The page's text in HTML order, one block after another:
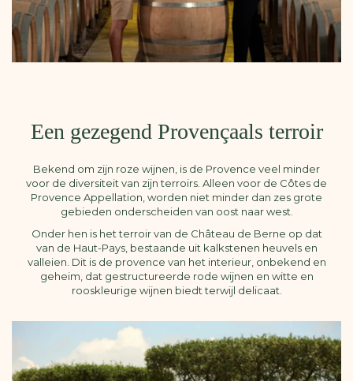
Een gezegend Provençaals terroir
Bekend om zijn roze wijnen, is de Provence veel minder
voor de diversiteit van zijn terroirs. Alleen voor de Côtes de
Provence Appellation, worden niet minder dan zes grote
gebieden onderscheiden van oost naar west.
Onder hen is het terroir van de Château de Berne op dat
van de Haut-Pays, bestaande uit kalkstenen heuvels en
valleien. Dit is de provence van het interieur, onbekend en
geheim, dat gestructureerde rode wijnen en witte en
rooskleurige wijnen biedt terwijl delicaat.